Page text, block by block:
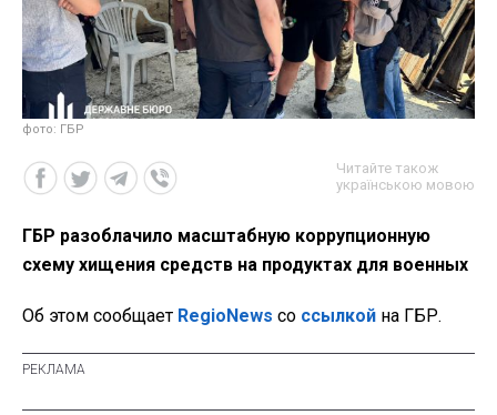
фото: ГБР
Читайте також
українською мовою
ГБР разоблачило масштабную коррупционную
схему хищения средств на продуктах для военных
Об этом сообщает RegioNews со ссылкой на ГБР.